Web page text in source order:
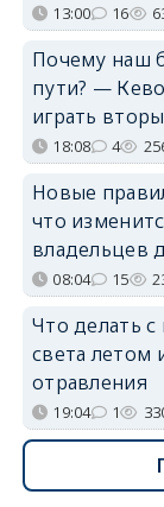
13:00 16
Почему наш
пути? —
играть
18:08 4
Новые
что
владельцев
08:04 15
Что делать
света летом
отравления
19:04 1